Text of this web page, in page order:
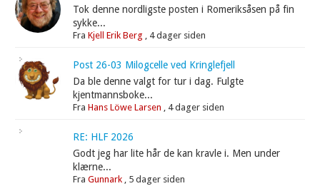
Tok denne nordligste posten i Romeriksåsen på fin
sykke...
FraKjell Erik Berg , 4 dager siden
Post 26-03 Milogcelle ved Kringlefjell
Da ble denne valgt for tur i dag. Fulgte
kjentmannsboke...
FraHans Löwe Larsen , 4 dager siden
RE: HLF 2026
Godt jeg har lite hår de kan kravle i. Men under
klærne...
FraGunnark , 5 dager siden